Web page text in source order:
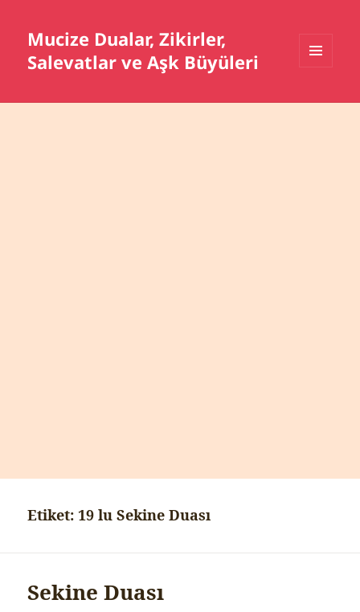
Mucize Dualar, Zikirler,
Salevatlar ve Aşk Büyüleri
BILEŞENLER
Etiket:19 lu Sekine Duası
Sekine Duası